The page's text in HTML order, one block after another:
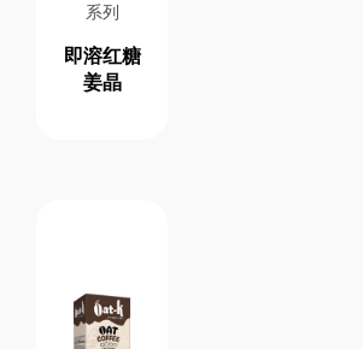
系列
即溶红糖
姜晶